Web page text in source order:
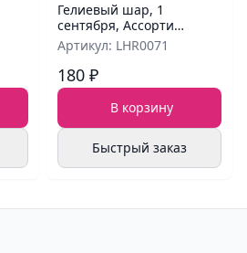
Гелиевый шар, 1
сентября, Ассорти
Пастель
Артикул: LHR0071
180 ₽
В корзину
Быстрый заказ